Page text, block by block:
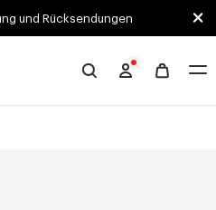
und Rücksendungen